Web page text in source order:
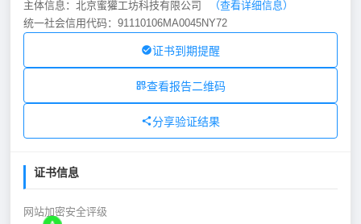
主体信息：北京蜜獾工坊科技有限公司
（查看详细信息）
统一社会信用代码：91110106MA0045NY72
证书到期提醒
查看报告二维码
分享验证结果
证书信息
网站加密安全评级